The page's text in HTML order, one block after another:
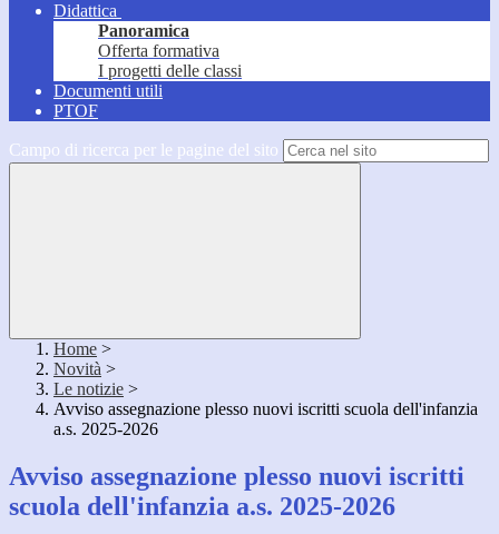
Didattica
Panoramica
Offerta formativa
I progetti delle classi
Documenti utili
PTOF
Campo di ricerca per le pagine del sito
Home >
Novità >
Le notizie >
Avviso assegnazione plesso nuovi iscritti scuola dell'infanzia
a.s. 2025-2026
Avviso assegnazione plesso nuovi iscritti
scuola dell'infanzia a.s. 2025-2026